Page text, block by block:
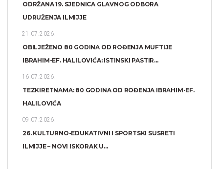
ODRŽANA 19. SJEDNICA GLAVNOG ODBORA
UDRUŽENJA ILMIJJE
21.07.2026.
OBILJEŽENO 80 GODINA OD ROĐENJA MUFTIJE
IBRAHIM-EF. HALILOVIĆA: ISTINSKI PASTIR...
16.07.2026.
TEZKIRETNAMA: 80 GODINA OD ROĐENJA IBRAHIM-EF.
HALILOVIĆA
09.07.2026.
26. KULTURNO-EDUKATIVNI I SPORTSKI SUSRETI
ILMIJJE – NOVI ISKORAK U...